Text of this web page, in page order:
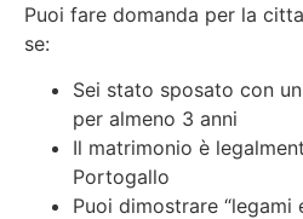
Puoi fare domanda per la
se:
Sei stato sposato con
per almeno 3 anni
Il matrimonio è
Portogallo
Puoi dimostrare “legami